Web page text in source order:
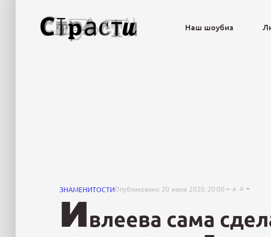
Наш шоубиз
ЗНАМЕНИТОСТИОпубликовано 20 июля 2020, 20:00 a A
Ивлеева сама